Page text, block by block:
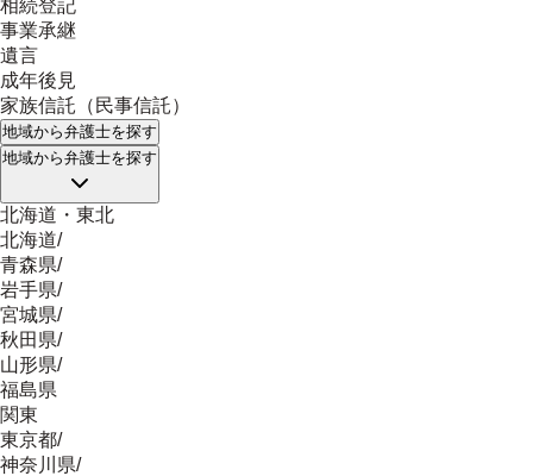
相続登記
事業承継
遺言
成年後見
家族信託（民事信託）
地域から弁護士を探す
地域から弁護士を探す
北海道・東北
北海道/
青森県/
岩手県/
宮城県/
秋田県/
山形県/
福島県
関東
東京都/
神奈川県/